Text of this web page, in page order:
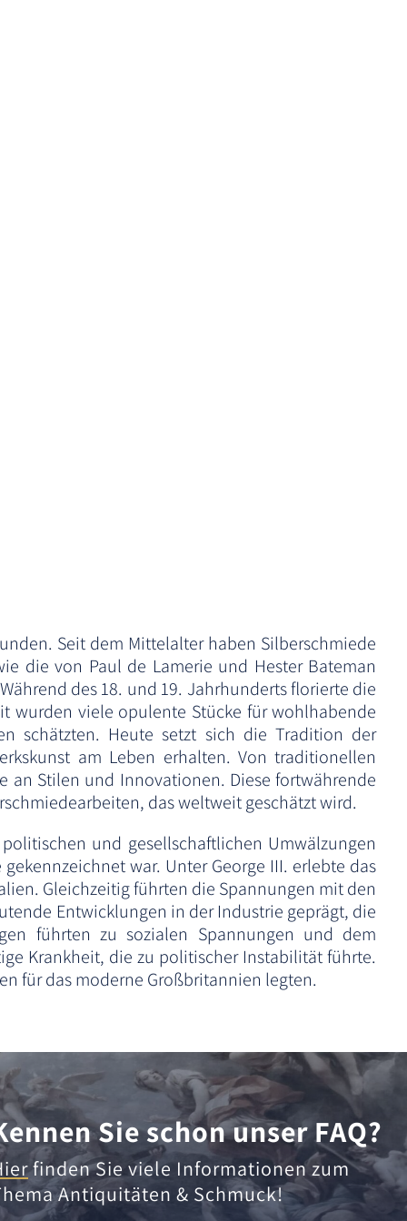
Seit dem Mittelalter haben Silberschmiede
die von Paul de Lamerie und Hester Bateman
des 18. und 19. Jahrhunderts florierte die
wurden viele opulente Stücke für wohlhabende
schätzten. Heute setzt sich die Tradition der
am Leben erhalten. Von traditionellen
an Stilen und Innovationen. Diese fortwährende
das weltweit geschätzt wird.
und gesellschaftlichen Umwälzungen
war. Unter George III. erlebte das
Gleichzeitig führten die Spannungen mit den
Entwicklungen in der Industrie geprägt, die
führten zu sozialen Spannungen und dem
Krankheit, die zu politischer Instabilität führte.
für das moderne Großbritannien legten.
Sie schon unser FAQ?
finden Sie viele Informationen zum
Antiquitäten & Schmuck!